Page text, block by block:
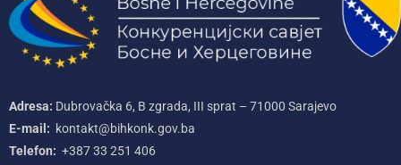
Adresa: Dubrovačka 6, B zgrada, III sprat – 71000‌ Sarajevo
E-mail: kontakt@bihkonk.gov.ba
Telefon: +387‌ 33‌ 251‌ 406